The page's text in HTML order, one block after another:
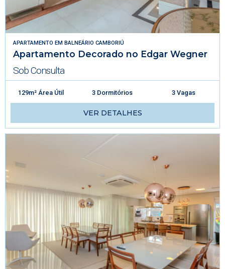
APARTAMENTO EM BALNEÁRIO CAMBORIÚ
Apartamento Decorado no Edgar Wegner
Sob Consulta
129m² Área Útil 3 Dormitórios 3 Vagas
VER DETALHES